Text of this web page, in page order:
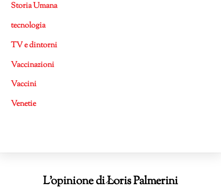
Storia Umana
tecnologia
TV e dintorni
Vaccinazioni
Vaccini
Venetie
Back
L'opinione di Loris Palmerini